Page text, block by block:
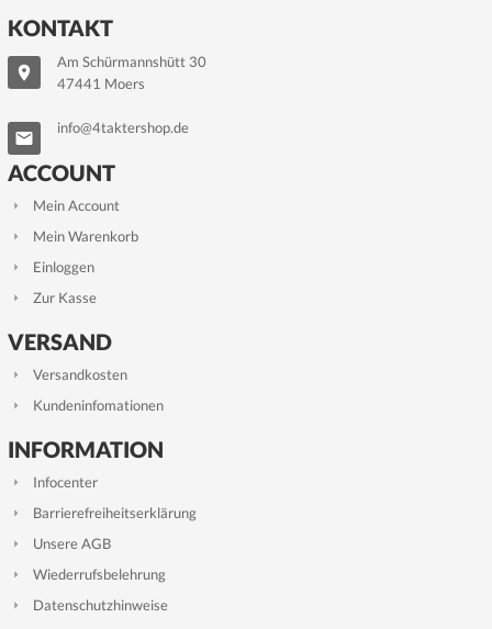
KONTAKT
Am Schürmannshütt 30
47441 Moers
info@4taktershop.de
ACCOUNT
Mein Account
Mein Warenkorb
Einloggen
Zur Kasse
VERSAND
Versandkosten
Kundeninfomationen
INFORMATION
Infocenter
Barrierefreiheitserklärung
Unsere AGB
Wiederrufsbelehrung
Datenschutzhinweise